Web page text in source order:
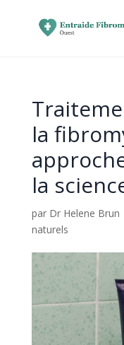
la
la
par Dr Helene Brun
naturels